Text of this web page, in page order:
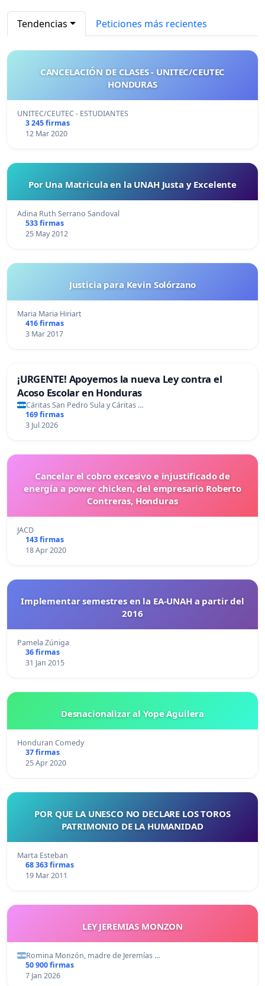
Tendencias Peticiones más recientes
CANCELACIÓN DE CLASES - UNITEC/CEUTEC
HONDURAS
UNITEC/CEUTEC - ESTUDIANTES
3 245 firmas
12 Mar 2020
Por Una Matricula en la UNAH Justa y Excelente
Adina Ruth Serrano Sandoval
533 firmas
25 May 2012
Justicia para Kevin Solórzano
Maria Maria Hiriart
416 firmas
3 Mar 2017
¡URGENTE! Apoyemos la nueva Ley contra el
Acoso Escolar en Honduras
Cáritas San Pedro Sula y Cáritas …
169 firmas
3 Jul 2026
Cancelar el cobro excesivo e injustificado de
energía a power chicken, del empresario Roberto
Contreras, Honduras
JACD
143 firmas
18 Apr 2020
Implementar semestres en la EA-UNAH a partir del
2016
Pamela Zúniga
36 firmas
31 Jan 2015
Desnacionalizar al Yope Aguilera
Honduran Comedy
37 firmas
25 Apr 2020
POR QUE LA UNESCO NO DECLARE LOS TOROS
PATRIMONIO DE LA HUMANIDAD
Marta Esteban
68 363 firmas
19 Mar 2011
LEY JEREMIAS MONZON
Romina Monzón, madre de Jeremías …
50 900 firmas
7 Jan 2026